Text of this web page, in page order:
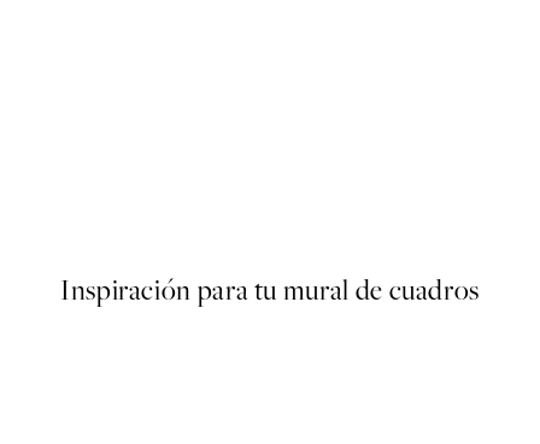
Inspiración para tu mural de cuadros